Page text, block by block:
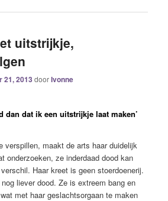
uitstrijkje,
21, 2013 doorIvonne
dan dat ik een uitstrijkje laat maken’
verspillen, maakt de arts haar duidelijk
onderzoeken, ze inderdaad dood kan
Haar kreet is geen stoerdoenerij.
liever dood. Ze is extreem bang en
met haar geslachtsorgaan te maken